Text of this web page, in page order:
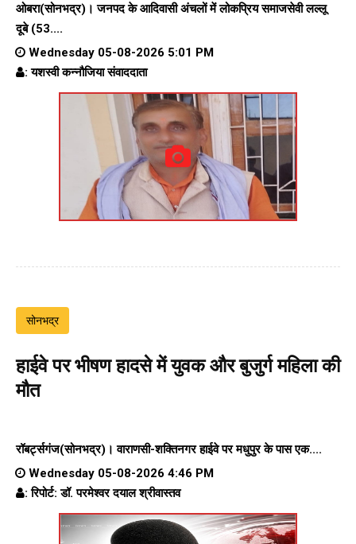
ओबरा(सोनभद्र)। जनपद के आदिवासी अंचलों में लोकप्रिय समाजसेवी लल्लू
दूबे (53....
Wednesday 05-08-2026 5:01 PM
: यशस्वी कन्नौजिया संवाददाता
सोनभद्र
हाईवे पर भीषण हादसे में युवक और बुजुर्ग महिला की
मौत
रॉबर्ट्सगंज(सोनभद्र)। वाराणसी-शक्तिनगर हाईवे परमधुपुर के पास एक....
Wednesday 05-08-2026 4:46 PM
: रिपोर्ट: डॉ. परमेश्वर दयाल श्रीवास्तव